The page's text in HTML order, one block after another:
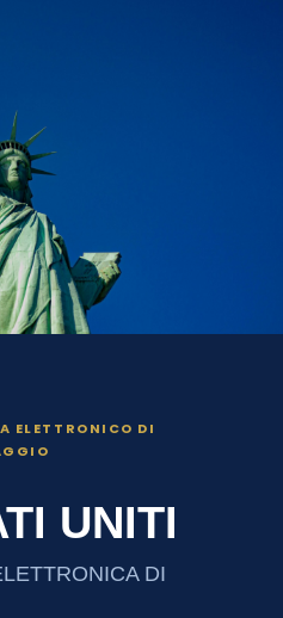
ELETTRONICO DI
UNITI
DI